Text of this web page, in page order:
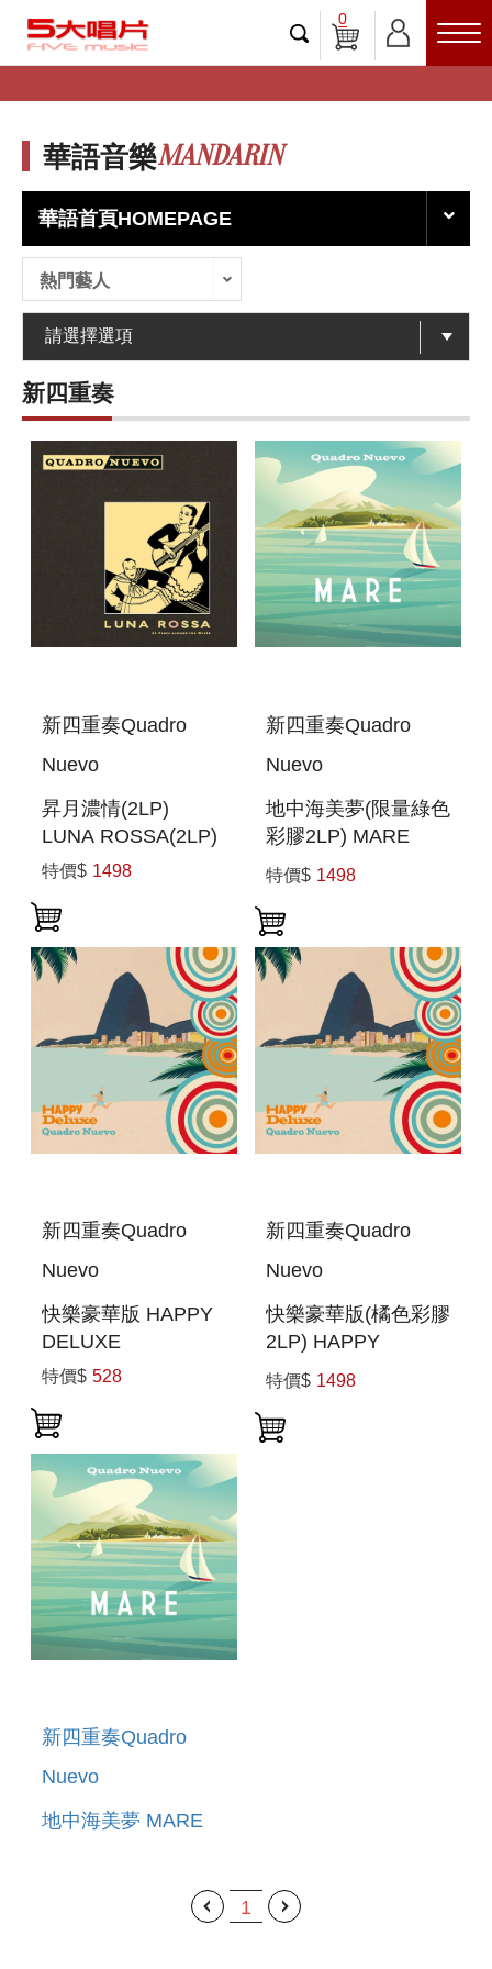
0
華語音樂MANDARIN
華語首頁HOMEPAGE
熱門藝人
新四重奏
新四重奏Quadro
Nuevo
昇月濃情(2LP)
LUNA ROSSA(2LP)
特價$ 1498
新四重奏Quadro
Nuevo
地中海美夢(限量綠色
彩膠2LP) MARE
(GREEN 2LP)
特價$ 1498
新四重奏Quadro
Nuevo
快樂豪華版 HAPPY
DELUXE
特價$ 528
新四重奏Quadro
Nuevo
快樂豪華版(橘色彩膠
2LP) HAPPY
DELUXE(DOUBLE
COLOR)
特價$ 1498
新四重奏Quadro
Nuevo
地中海美夢 MARE
1